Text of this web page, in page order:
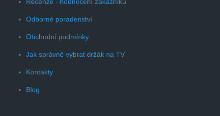
Odborné poradenství
Obchodní podmínky
Jak správně vybrat držák na TV
Kontakty
Blog